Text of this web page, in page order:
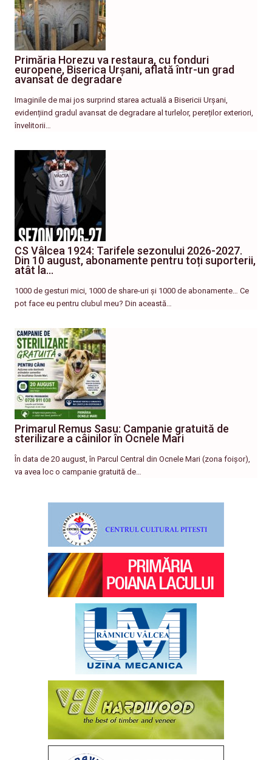
Primăria Horezu va restaura, cu fonduri
europene, Biserica Urșani, aflată într-un grad
avansat de degradare
Imaginile de mai jos surprind starea actuală a Bisericii Urșani,
evidențiind gradul avansat de degradare al turlelor, pereților exteriori,
învelitorii…
CS Vâlcea 1924: Tarifele sezonului 2026-2027.
Din 10 august, abonamente pentru toți suporterii,
atât la…
1000 de gesturi mici, 1000 de share-uri și 1000 de abonamente… Ce
pot face eu pentru clubul meu? Din această…
Primarul Remus Sasu: Campanie gratuită de
sterilizare a câinilor în Ocnele Mari
În data de 20 august, în Parcul Central din Ocnele Mari (zona foișor),
va avea loc o campanie gratuită de…